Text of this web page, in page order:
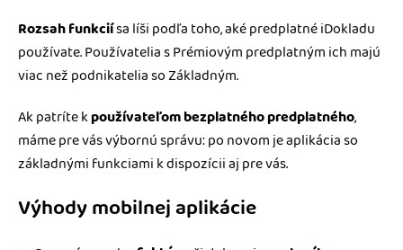
Rozsah funkciísa líši podľa toho, aké predplatné iDokladu
používate. Používatelia s Prémiovým predplatným ich majú
viac než podnikatelia so Základným.
Ak patríte kpoužívateľom bezplatného predplatného,
máme pre vás výbornú správu: po novom je aplikácia so
základnými funkciami k dispozícii aj pre vás.
Výhody mobilnej aplikácie